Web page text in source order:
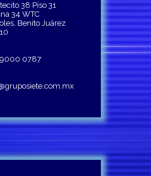
38 Piso 31
34 WTC
Benito Juárez
9000 0787